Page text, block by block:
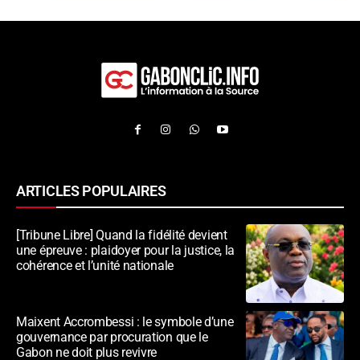
ARTICLES POPULAIRES
[Tribune Libre] Quand la fidélité devient
une épreuve : plaidoyer pour la justice, la
cohérence et l’unité nationale
Maixent Accrombessi : le symbole d’une
gouvernance par procuration que le
Gabon ne doit plus revivre